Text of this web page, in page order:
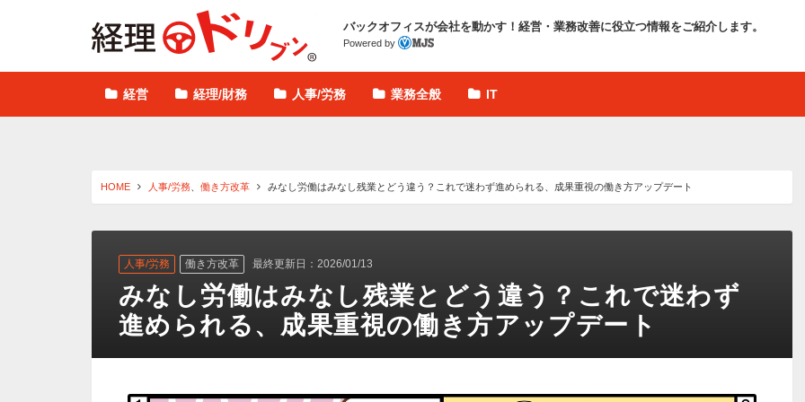
バックオフィスが会社を動かす！ 経営・業務改善に役立つ情報をご紹介します。
Powered by
経営 経理/財務 人事/労務 業務全般 IT
HOME 人事/労務 働き方改革 みなし労働はみなし残業とどう違う？これで迷わず進められる、成果重視の働き方アップデート
人事/労務 働き方改革 最終更新日：2026/01/13
みなし労働はみなし残業とどう違う？これで迷わず
進められる、成果重視の働き方アップデート